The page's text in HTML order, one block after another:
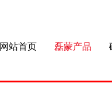
网站首页 磊蒙产品